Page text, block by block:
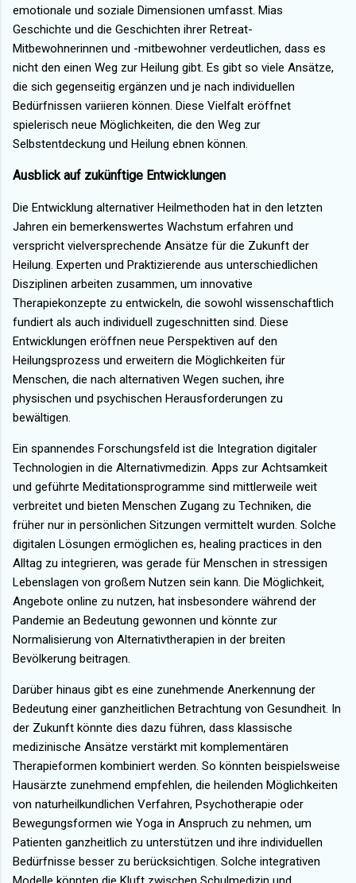
emotionale und soziale Dimensionen umfasst. Mias
Geschichte und die Geschichten ihrer Retreat-
Mitbewohnerinnen und -mitbewohner verdeutlichen, dass es
nicht den einen Weg zur Heilung gibt. Es gibt so viele Ansätze,
die sich gegenseitig ergänzen und je nach individuellen
Bedürfnissen variieren können. Diese Vielfalt eröffnet
spielerisch neue Möglichkeiten, die den Weg zur
Selbstentdeckung und Heilung ebnen können.
Ausblick auf zukünftige Entwicklungen
Die Entwicklung alternativer Heilmethoden hat in den letzten
Jahren ein bemerkenswertes Wachstum erfahren und
verspricht vielversprechende Ansätze für die Zukunft der
Heilung. Experten und Praktizierende aus unterschiedlichen
Disziplinen arbeiten zusammen, um innovative
Therapiekonzepte zu entwickeln, die sowohl wissenschaftlich
fundiert als auch individuell zugeschnitten sind. Diese
Entwicklungen eröffnen neue Perspektiven auf den
Heilungsprozess und erweitern die Möglichkeiten für
Menschen, die nach alternativen Wegen suchen, ihre
physischen und psychischen Herausforderungen zu
bewältigen.
Ein spannendes Forschungsfeld ist die Integration digitaler
Technologien in die Alternativmedizin. Apps zur Achtsamkeit
und geführte Meditationsprogramme sind mittlerweile weit
verbreitet und bieten Menschen Zugang zu Techniken, die
früher nur in persönlichen Sitzungen vermittelt wurden. Solche
digitalen Lösungen ermöglichen es, healing practices in den
Alltag zu integrieren, was gerade für Menschen in stressigen
Lebenslagen von großem Nutzen sein kann. Die Möglichkeit,
Angebote online zu nutzen, hat insbesondere während der
Pandemie an Bedeutung gewonnen und könnte zur
Normalisierung von Alternativtherapien in der breiten
Bevölkerung beitragen.
Darüber hinaus gibt es eine zunehmende Anerkennung der
Bedeutung einer ganzheitlichen Betrachtung von Gesundheit. In
der Zukunft könnte dies dazu führen, dass klassische
medizinische Ansätze verstärkt mit komplementären
Therapieformen kombiniert werden. So könnten beispielsweise
Hausärzte zunehmend empfehlen, die heilenden Möglichkeiten
von naturheilkundlichen Verfahren, Psychotherapie oder
Bewegungsformen wie Yoga in Anspruch zu nehmen, um
Patienten ganzheitlich zu unterstützen und ihre individuellen
Bedürfnisse besser zu berücksichtigen. Solche integrativen